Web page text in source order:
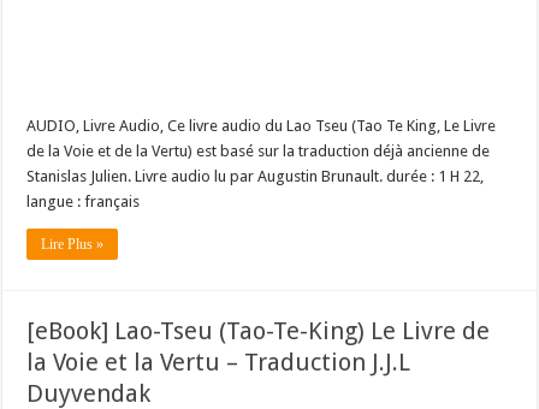
AUDIO, Livre Audio, Ce livre audio du Lao Tseu (Tao Te King, Le Livre
de la Voie et de la Vertu) est basé sur la traduction déjà ancienne de
Stanislas Julien. Livre audio lu par Augustin Brunault. durée : 1 H 22,
langue : français
Lire Plus »
[eBook] Lao-Tseu (Tao-Te-King) Le Livre de
la Voie et la Vertu – Traduction J.J.L
Duyvendak